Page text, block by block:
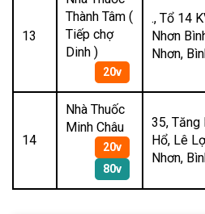
13
Thành Tâm (
Tiếp chợ
Dinh )
20v
., Tổ 14
Nhơn
Nhơn,
14
Nhà Thuốc
Minh Châu
20v
80v
35, Tăng
Hổ, Lê
Nhơn,